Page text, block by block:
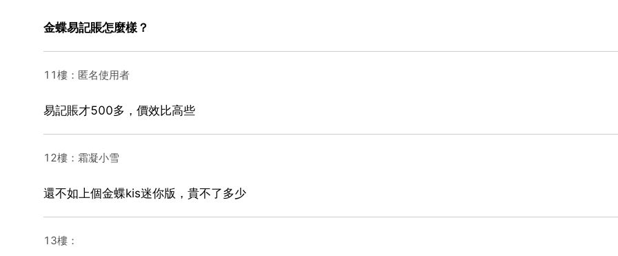
金蝶易記賬怎麼樣？
11樓：匿名使用者
易記賬才500多，價效比高些
12樓：霜凝小雪
還不如上個金蝶kis迷你版，貴不了多少
13樓：